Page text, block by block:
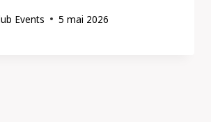
Events 5 mai 2026